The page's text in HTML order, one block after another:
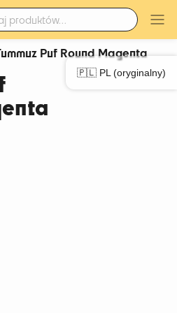
🇵🇱 PL (oryginalny)
Puf Round Magenta